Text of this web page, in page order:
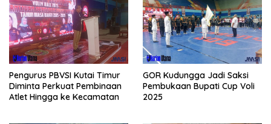
Pengurus PBVSI Kutai Timur
Diminta Perkuat Pembinaan
Atlet Hingga ke Kecamatan
GOR Kudungga Jadi Saksi
Pembukaan Bupati Cup Voli
2025